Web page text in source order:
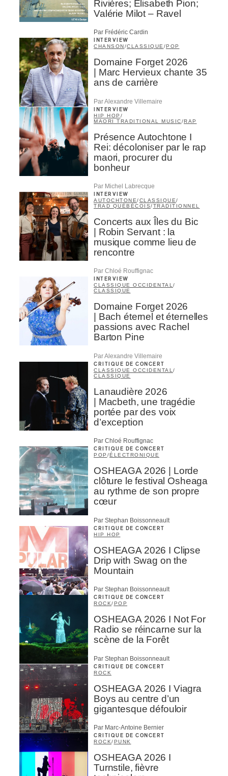
Rivières; Élisabeth Pion;
Valérie Milot – Ravel
Par Frédéric Cardin
INTERVIEW
CHANSON/CLASSIQUE /POP
Domaine Forget 2026
| Marc Hervieux chante 35
ans de carrière
Par Alexandre Villemaire
INTERVIEW
HIP HOP /
MAORI TRADITIONAL MUSIC/RAP
Présence Autochtone I
Rei: décoloniser par le rap
maori, procurer du
bonheur
Par Michel Labrecque
INTERVIEW
AUTOCHTONE/CLASSIQUE/
TRAD QUÉBÉCOIS/TRADITIONNEL
Concerts aux Îles du Bic
| Robin Servant : la
musique comme lieu de
rencontre
Par Chloé Rouffignac
INTERVIEW
CLASSIQUE OCCIDENTAL/
CLASSIQUE
Domaine Forget 2026
| Bach éternel et éternelles
passions avec Rachel
Barton Pine
Par Alexandre Villemaire
CRITIQUE DE CONCERT
CLASSIQUE OCCIDENTAL /
CLASSIQUE
Lanaudière 2026
| Macbeth, une tragédie
portée par des voix
d’exception
Par Chloé Rouffignac
CRITIQUE DE CONCERT
POP /ÉLECTRONIQUE
OSHEAGA 2026 | Lorde
clôture le festival Osheaga
au rythme de son propre
cœur
Par Stephan Boissonneault
CRITIQUE DE CONCERT
HIP HOP
OSHEAGA 2026 I Clipse
Drip with Swag on the
Mountain
Par Stephan Boissonneault
CRITIQUE DE CONCERT
ROCK/POP
OSHEAGA 2026 I Not For
Radio se réincarne sur la
scène de la Forêt
Par Stephan Boissonneault
CRITIQUE DE CONCERT
ROCK
OSHEAGA 2026 I Viagra
Boys au centre d’un
gigantesque défouloir
Par Marc-Antoine Bernier
CRITIQUE DE CONCERT
ROCK/PUNK
OSHEAGA 2026 I
Turnstile, fièvre